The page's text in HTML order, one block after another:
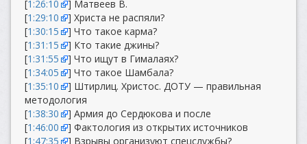
[1:26:10
] Матвеев В.
[1:29:10
] Христа не распяли?
[1:30:15
] Что такое карма?
[1:31:15
] Кто такие джины?
[1:31:55
] Что ищут в Гималаях?
[1:34:05
] Что такое Шамбала?
[1:35:10
] Штирлиц. Христос. ДОТУ — правильная
методология
[1:38:30
] Армия до Сердюкова и после
[1:46:00
] Фактология из открытих источников
[1:47:35
] Взрывы организуют спецслужбы?